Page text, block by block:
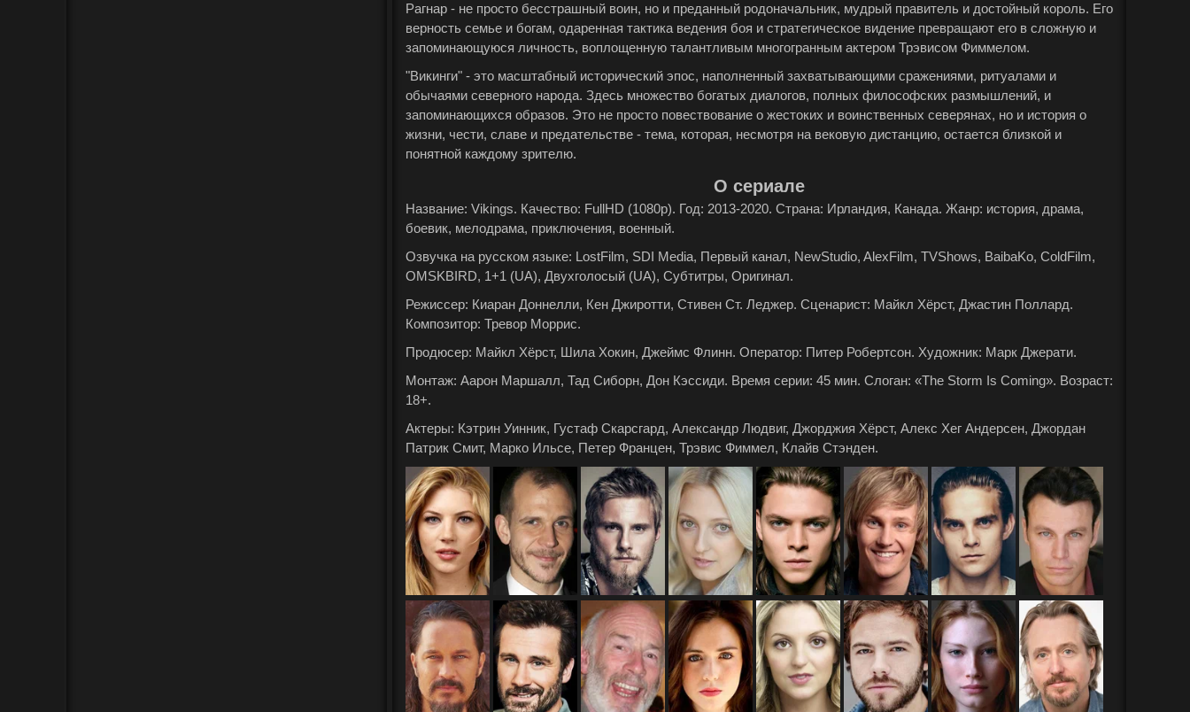
Рагнар - не просто бесстрашный воин, но и преданный родоначальник, мудрый правитель и достойный король. Его
верность семье и богам, одаренная тактика ведения боя и стратегическое видение превращают его в сложную и
запоминающуюся личность, воплощенную талантливым многогранным актером Трэвисом Фиммелом.
"Викинги" - это масштабный исторический эпос, наполненный захватывающими сражениями, ритуалами и
обычаями северного народа. Здесь множество богатых диалогов, полных философских размышлений, и
запоминающихся образов. Это не просто повествование о жестоких и воинственных северянах, но и история о
жизни, чести, славе и предательстве - тема, которая, несмотря на вековую дистанцию, остается близкой и
понятной каждому зрителю.
О сериале
Название: Vikings. Качество: FullHD (1080p). Год: 2013-2020. Страна: Ирландия, Канада. Жанр: история, драма,
боевик, мелодрама, приключения, военный.
Озвучка на русском языке: LostFilm, SDI Media, Первый канал, NewStudio, AlexFilm, TVShows, BaibaKo, ColdFilm,
OMSKBIRD, 1+1 (UA), Двухголосый (UA), Субтитры, Оригинал.
Режиссер: Киаран Доннелли, Кен Джиротти, Стивен Ст. Леджер. Сценарист: Майкл Хёрст, Джастин Поллард.
Композитор: Тревор Моррис.
Продюсер: Майкл Хёрст, Шила Хокин, Джеймс Флинн. Оператор: Питер Робертсон. Художник: Марк Джерати.
Монтаж: Аарон Маршалл, Тад Сиборн, Дон Кэссиди. Время серии: 45 мин. Слоган: «The Storm Is Coming». Возраст:
18+.
Актеры: Кэтрин Уинник, Густаф Скарсгард, Александр Людвиг, Джорджия Хёрст, Алекс Хег Андерсен, Джордан
Патрик Смит, Марко Ильсе, Петер Францен, Трэвис Фиммел, Клайв Стэнден.